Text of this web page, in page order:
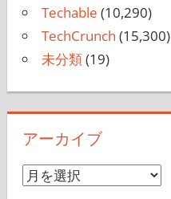
Techable (10,290)
TechCrunch (15,300)
未分類(19)
アーカイブ
ア